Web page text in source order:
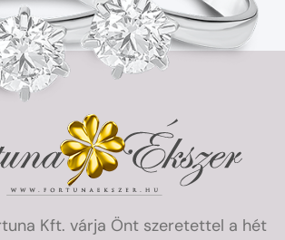
Kft. várja Önt szeretettel a hét